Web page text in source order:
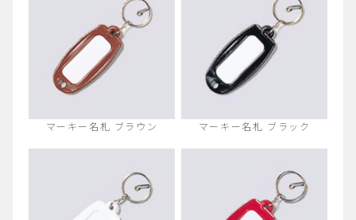
マーキー名札 ブラウン マーキー名札 ブラック